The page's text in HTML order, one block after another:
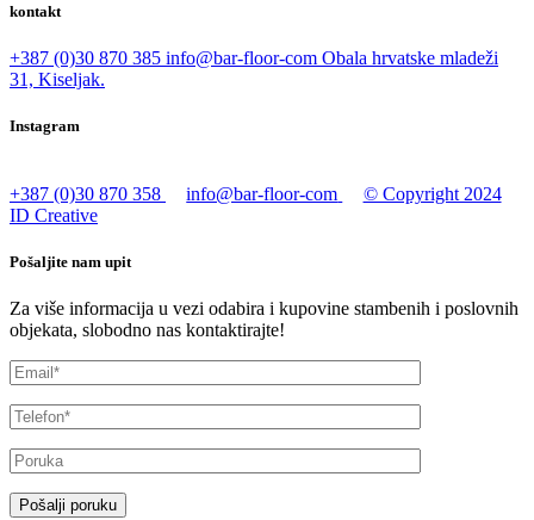
kontakt
+387 (0)30 870 385 info@bar-floor-com Obala hrvatske mladeži
31, Kiseljak.
Instagram
+387 (0)30 870 358 info@bar-floor-com
© Copyright 2024
ID Creative
Pošaljite nam upit
Za više informacija u vezi odabira i kupovine stambenih i poslovnih
objekata, slobodno nas kontaktirajte!
Pošalji poruku